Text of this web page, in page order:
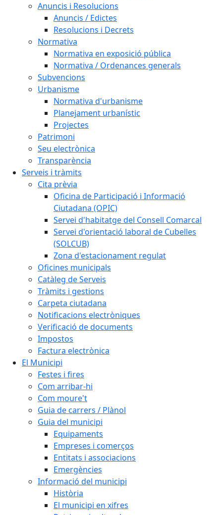
Anuncis i Resolucions
Anuncis / Edictes
Resolucions i Decrets
Normativa
Normativa en exposició pública
Normativa / Ordenances generals
Subvencions
Urbanisme
Normativa d'urbanisme
Planejament urbanístic
Projectes
Patrimoni
Seu electrònica
Transparència
Serveis i tràmits
Cita prèvia
Oficina de Participació i Informació
Ciutadana (OPIC)
Servei d'habitatge del Consell Comarcal
Servei d'orientació laboral de Cubelles
(SOLCUB)
Zona d'estacionament regulat
Oficines municipals
Catàleg de Serveis
Tràmits i gestions
Carpeta ciutadana
Notificacions electròniques
Verificació de documents
Impostos
Factura electrònica
El Municipi
Festes i fires
Com arribar-hi
Com moure't
Guia de carrers / Plànol
Guia del municipi
Equipaments
Empreses i comerços
Entitats i associacions
Emergències
Informació del municipi
Història
El municipi en xifres